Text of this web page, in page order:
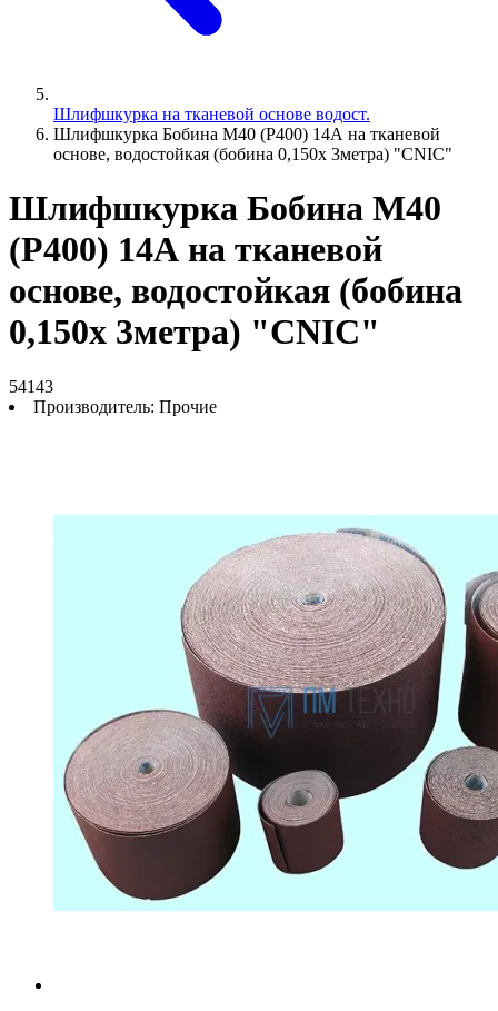
Шлифшкурка на тканевой основе водост.
Шлифшкурка Бобина М40 (P400) 14А на тканевой
основе, водостойкая (бобина 0,150х 3метра) "CNIC"
Шлифшкурка Бобина М40
(P400) 14А на тканевой
основе, водостойкая (бобина
0,150х 3метра) "CNIC"
54143
Производитель: Прочие